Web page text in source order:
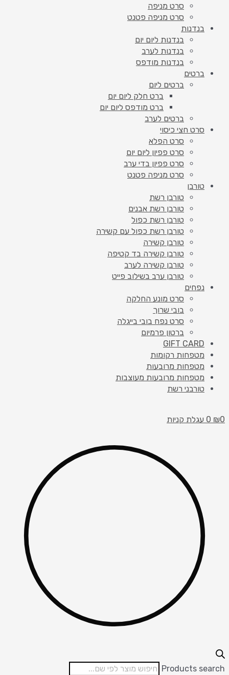
סרט מניפה
סרט מניפה פטנט
בנדנות
בנדנות ליום יום
בנדנות לערב
בנדנות מודפס
ברטים
ברטים ליום
ברט חלק ליום יום
ברט מודפס ליום יום
ברטים לערב
סרט חצי כיסוי
סרט הפלא
סרט פפיון ליום יום
סרט פפיון בדי ערב
סרט מניפה פטנט
טורבן
טורבן רשת
טורבן רשת אבנים
טורבן רשת כפול
טורבן רשת כפול עם קשירה
טורבן קשירה
טורבן קשירה בד קטיפה
טורבן קשירה לערב
טורבן ערב בשילוב פייט
נפחים
סרט מונע החלקה
בובי שרוך
סרט נפח בובי בייגלה
ברטון פרמיום
GIFT CARD
מטפחות רקומות
מטפחות מרובעות
מטפחות מרובעות מעוצבות
טורבני רשת
עגלת קניות
Products